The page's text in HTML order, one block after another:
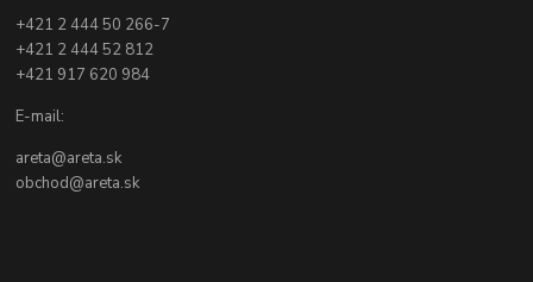
+421 2 444 50 266-7
+421 2 444 52 812
+421 917 620 984
E-mail:
areta@areta.sk
obchod@areta.sk